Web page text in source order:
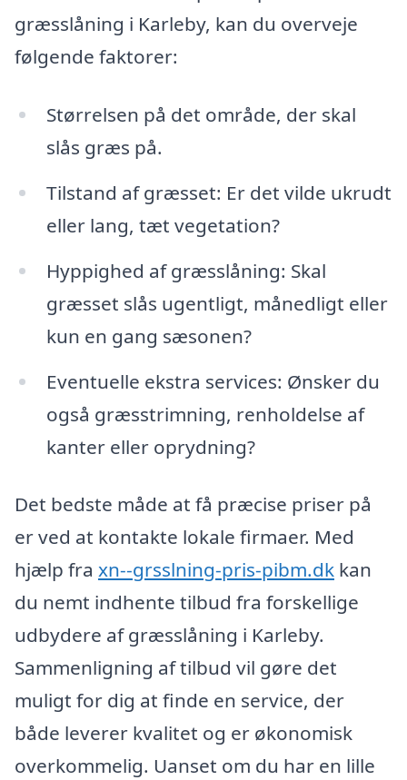
græsslåning i Karleby, kan du overveje
følgende faktorer:
Størrelsen på det område, der skal
slås græs på.
Tilstand af græsset: Er det vilde ukrudt
eller lang, tæt vegetation?
Hyppighed af græsslåning: Skal
græsset slås ugentligt, månedligt eller
kun en gang sæsonen?
Eventuelle ekstra services: Ønsker du
også græsstrimning, renholdelse af
kanter eller oprydning?
Det bedste måde at få præcise priser på
er ved at kontakte lokale firmaer. Med
hjælp fra xn--grsslning-pris-pibm.dk kan
du nemt indhente tilbud fra forskellige
udbydere af græsslåning i Karleby.
Sammenligning af tilbud vil gøre det
muligt for dig at finde en service, der
både leverer kvalitet og er økonomisk
overkommelig. Uanset om du har en lille